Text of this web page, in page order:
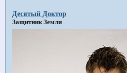
Десятый Доктор
Защитник Земли